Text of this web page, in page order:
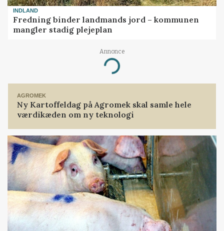
INDLAND
Fredning binder landmands jord – kommunen
mangler stadig plejeplan
Annonce
Loading...
AGROMEK
Ny Kartoffeldag på Agromek skal samle hele
værdikæden om ny teknologi